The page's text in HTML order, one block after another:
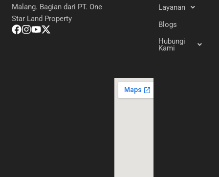
Malang. Bagian dari PT. One
Star Land Property
Layanan
Blogs
Hubungi
Kami